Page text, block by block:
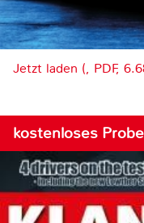
Jetzt laden (, PDF,
kostenloses